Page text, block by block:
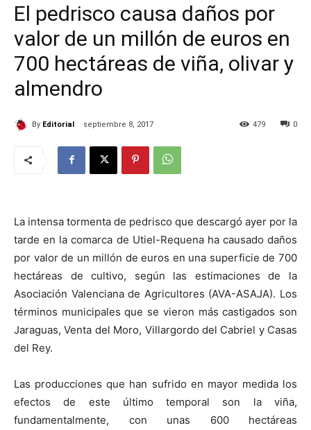
El pedrisco causa daños por
valor de un millón de euros en
700 hectáreas de viña, olivar y
almendro
By Editorial septiembre 8, 2017 0
479
La intensa tormenta de pedrisco que descargó ayer por la
tarde en la comarca de Utiel-Requena ha causado daños
por valor de un millón de euros en una superficie de 700
hectáreas de cultivo, según las estimaciones de la
Asociación Valenciana de Agricultores (AVA-ASAJA). Los
términos municipales que se vieron más castigados son
Jaraguas, Venta del Moro, Villargordo del Cabriel y Casas
del Rey.
Las producciones que han sufrido en mayor medida los
efectos de este último temporal son la viña,
fundamentalmente, con unas 600 hectáreas